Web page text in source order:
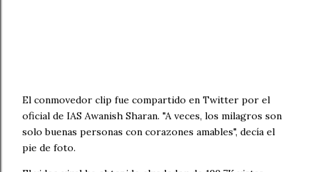
El conmovedor clip fue compartido en Twitter por el
oficial de IAS Awanish Sharan. "A veces, los milagros son
solo buenas personas con corazones amables", decía el
pie de foto.